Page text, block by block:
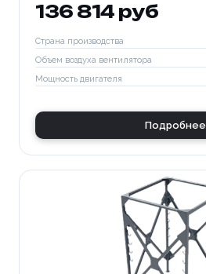
136 814 руб
Страна производства
Объем воздуха вентилятора
Мощность двигателя
Подробнее